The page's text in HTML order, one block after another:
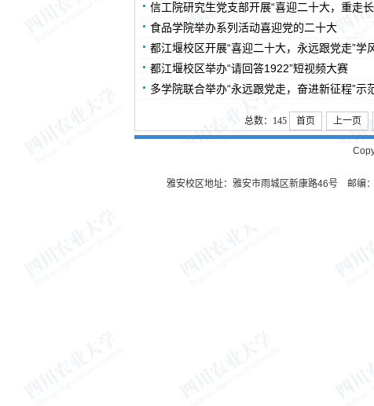
信工院研究生党支部开展“喜迎二十大，重走
食品学院举办系列活动喜迎党的二十大
都江堰校区开展“喜迎二十大，永远跟党走”学
都江堰校区举办“请回答1922”短视频大赛
多学院联合举办“永远跟党走，奋进新征程”示
总数：145 首页 上一页
雅安校区地址：雅安市雨城区新康路46号 邮编